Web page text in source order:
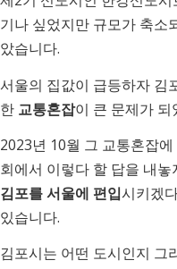
기나 싶었지만 규모가 축소
았습니다.
서울의 집값이 급등하자 김
한 교통혼잡이 큰 문제가 되
2023년 10월 그 교통혼잡
회에서 이렇다 할 답을 내
김포를 서울에 편입시키겠
있습니다.
김포시는 어떤 도시인지 그